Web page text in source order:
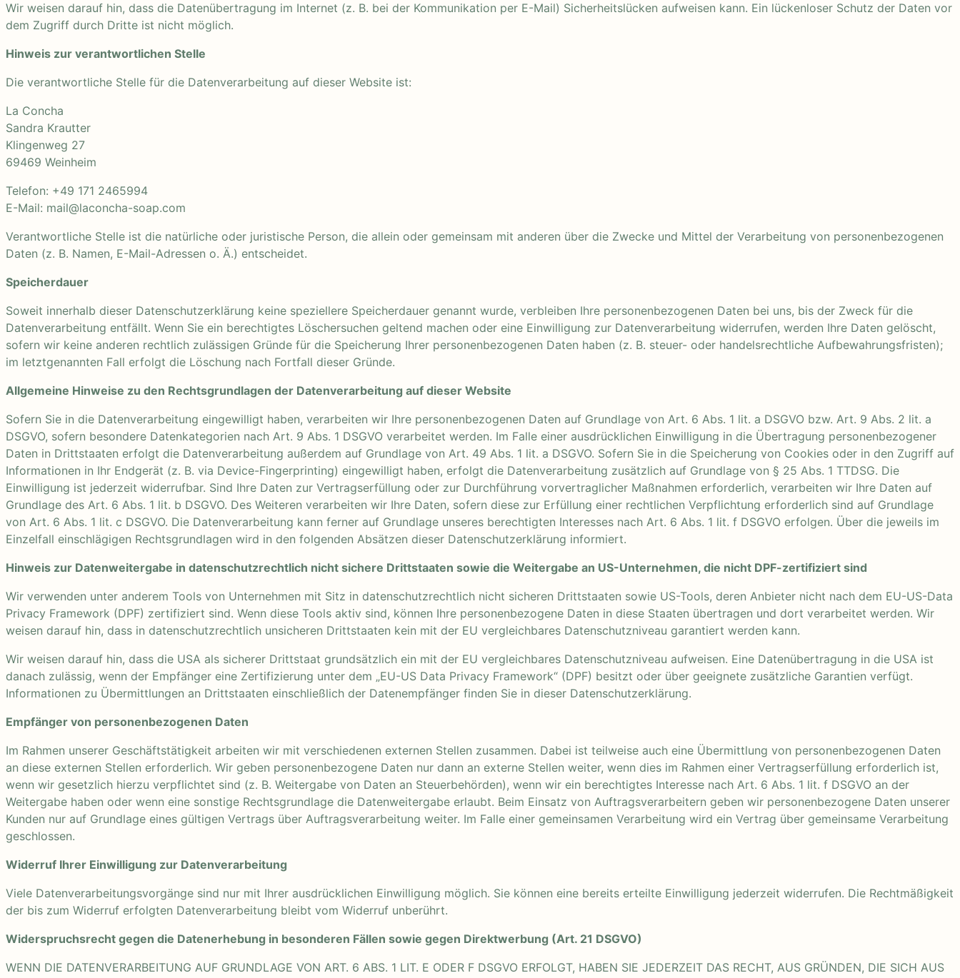
Wir weisen darauf hin, dass die Datenübertragung im Internet (z. B. bei der Kommunikation per E-Mail) Sicherheitslücken aufweisen kann. Ein lückenloser Schutz der Daten vor
dem Zugriff durch Dritte ist nicht möglich.
Hinweis zur verantwortlichen Stelle
Die verantwortliche Stelle für die Datenverarbeitung auf dieser Website ist:
La Concha
Sandra Krautter
Klingenweg 27
69469 Weinheim
Telefon: +49 171 2465994
E-Mail: mail@laconcha-soap.com
Verantwortliche Stelle ist die natürliche oder juristische Person, die allein oder gemeinsam mit anderen über die Zwecke und Mittel der Verarbeitung von personenbezogenen
Daten (z. B. Namen, E-Mail-Adressen o. Ä.) entscheidet.
Speicherdauer
Soweit innerhalb dieser Datenschutzerklärung keine speziellere Speicherdauer genannt wurde, verbleiben Ihre personenbezogenen Daten bei uns, bis der Zweck für die
Datenverarbeitung entfällt. Wenn Sie ein berechtigtes Löschersuchen geltend machen oder eine Einwilligung zur Datenverarbeitung widerrufen, werden Ihre Daten gelöscht,
sofern wir keine anderen rechtlich zulässigen Gründe für die Speicherung Ihrer personenbezogenen Daten haben (z. B. steuer- oder handelsrechtliche Aufbewahrungsfristen);
im letztgenannten Fall erfolgt die Löschung nach Fortfall dieser Gründe.
Allgemeine Hinweise zu den Rechtsgrundlagen der Datenverarbeitung auf dieser Website
Sofern Sie in die Datenverarbeitung eingewilligt haben, verarbeiten wir Ihre personenbezogenen Daten auf Grundlage von Art. 6 Abs. 1 lit. a DSGVO bzw. Art. 9 Abs. 2 lit. a
DSGVO, sofern besondere Datenkategorien nach Art. 9 Abs. 1 DSGVO verarbeitet werden. Im Falle einer ausdrücklichen Einwilligung in die Übertragung personenbezogener
Daten in Drittstaaten erfolgt die Datenverarbeitung außerdem auf Grundlage von Art. 49 Abs. 1 lit. a DSGVO. Sofern Sie in die Speicherung von Cookies oder in den Zugriff auf
Informationen in Ihr Endgerät (z. B. via Device-Fingerprinting) eingewilligt haben, erfolgt die Datenverarbeitung zusätzlich auf Grundlage von § 25 Abs. 1 TTDSG. Die
Einwilligung ist jederzeit widerrufbar. Sind Ihre Daten zur Vertragserfüllung oder zur Durchführung vorvertraglicher Maßnahmen erforderlich, verarbeiten wir Ihre Daten auf
Grundlage des Art. 6 Abs. 1 lit. b DSGVO. Des Weiteren verarbeiten wir Ihre Daten, sofern diese zur Erfüllung einer rechtlichen Verpflichtung erforderlich sind auf Grundlage
von Art. 6 Abs. 1 lit. c DSGVO. Die Datenverarbeitung kann ferner auf Grundlage unseres berechtigten Interesses nach Art. 6 Abs. 1 lit. f DSGVO erfolgen. Über die jeweils im
Einzelfall einschlägigen Rechtsgrundlagen wird in den folgenden Absätzen dieser Datenschutzerklärung informiert.
Hinweis zur Datenweitergabe in datenschutzrechtlich nicht sichere Drittstaaten sowie die Weitergabe an US-Unternehmen, die nicht DPF-zertifiziert sind
Wir verwenden unter anderem Tools von Unternehmen mit Sitz in datenschutzrechtlich nicht sicheren Drittstaaten sowie US-Tools, deren Anbieter nicht nach dem EU-US-Data
Privacy Framework (DPF) zertifiziert sind. Wenn diese Tools aktiv sind, können Ihre personenbezogene Daten in diese Staaten übertragen und dort verarbeitet werden. Wir
weisen darauf hin, dass in datenschutzrechtlich unsicheren Drittstaaten kein mit der EU vergleichbares Datenschutzniveau garantiert werden kann.
Wir weisen darauf hin, dass die USA als sicherer Drittstaat grundsätzlich ein mit der EU vergleichbares Datenschutzniveau aufweisen. Eine Datenübertragung in die USA ist
danach zulässig, wenn der Empfänger eine Zertifizierung unter dem „EU-US Data Privacy Framework“ (DPF) besitzt oder über geeignete zusätzliche Garantien verfügt.
Informationen zu Übermittlungen an Drittstaaten einschließlich der Datenempfänger finden Sie in dieser Datenschutzerklärung.
Empfänger von personenbezogenen Daten
Im Rahmen unserer Geschäftstätigkeit arbeiten wir mit verschiedenen externen Stellen zusammen. Dabei ist teilweise auch eine Übermittlung von personenbezogenen Daten
an diese externen Stellen erforderlich. Wir geben personenbezogene Daten nur dann an externe Stellen weiter, wenn dies im Rahmen einer Vertragserfüllung erforderlich ist,
wenn wir gesetzlich hierzu verpflichtet sind (z. B. Weitergabe von Daten an Steuerbehörden), wenn wir ein berechtigtes Interesse nach Art. 6 Abs. 1 lit. f DSGVO an der
Weitergabe haben oder wenn eine sonstige Rechtsgrundlage die Datenweitergabe erlaubt. Beim Einsatz von Auftragsverarbeitern geben wir personenbezogene Daten unserer
Kunden nur auf Grundlage eines gültigen Vertrags über Auftragsverarbeitung weiter. Im Falle einer gemeinsamen Verarbeitung wird ein Vertrag über gemeinsame Verarbeitung
geschlossen.
Widerruf Ihrer Einwilligung zur Datenverarbeitung
Viele Datenverarbeitungsvorgänge sind nur mit Ihrer ausdrücklichen Einwilligung möglich. Sie können eine bereits erteilte Einwilligung jederzeit widerrufen. Die Rechtmäßigkeit
der bis zum Widerruf erfolgten Datenverarbeitung bleibt vom Widerruf unberührt.
Widerspruchsrecht gegen die Datenerhebung in besonderen Fällen sowie gegen Direktwerbung (Art. 21 DSGVO)
WENN DIE DATENVERARBEITUNG AUF GRUNDLAGE VON ART. 6 ABS. 1 LIT. E ODER F DSGVO ERFOLGT, HABEN SIE JEDERZEIT DAS RECHT, AUS GRÜNDEN, DIE SICH AUS